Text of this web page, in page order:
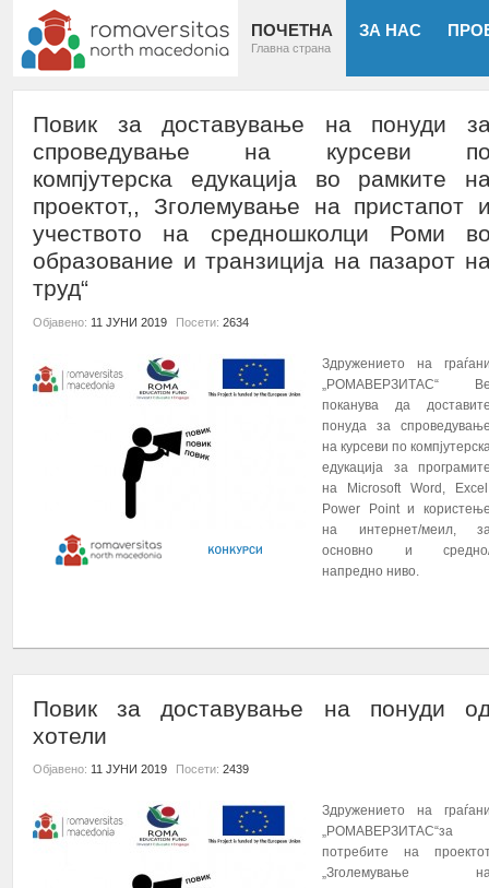
ПОЧЕТНА
Главна страна
ЗА НАС
Повик за доставување на понуди
спроведување на курсеви
компјутерска едукација во рамките
проектот,, Зголемување на пристапот
учеството на средношколци Роми
образование и транзиција на пазарот
труд“
Објавено: 11 ЈУНИ 2019 Посети: 2634
Здружението на
„РОМАВЕРЗИТАС“
поканува да
понуда за
на курсеви по
едукација за
на Microsoft Word,
Power Point и
на интернет/меил,
основно и
напредно ниво.
Повик за доставување на понуди
хотели
Објавено: 11 ЈУНИ 2019 Посети: 2439
Здружението на
„РОМАВЕРЗИТАС“за
потребите на
„Зголемување
проектот: „Зголемување на стапката на з...
ПОВЕЌЕ...
ПОВИК ЗА ПРИЈАВУВАЊЕ НА УЧЕСНИЦИ НА КУРС